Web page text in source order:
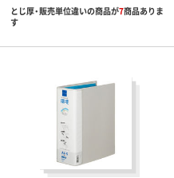
とじ厚・販売単位違いの商品が7商品ありま
す